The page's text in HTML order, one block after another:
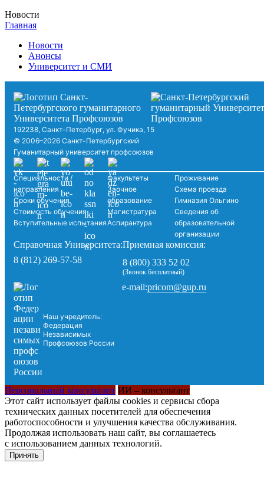
Новости
Главная
Новости
Анонсы
Университет и СМИ
192238, Санкт-Петербург, ул. Фучика, 15
© 2006–2026 Санкт-Петербургский
Гуманитарный университет профсоюзов
Специальности /
направления
Сроки обучения
Стоимость обучения
Вступительные испытания
Факультеты
Заочное
образование
Магистратура
Аспирантура
Проживание
Схема проезда
Гимназия Ольгино
Сведения об
образовательной
организации
Справочная Университета:
8 (812) 269-57-58
Приемная комиссия:
8 (800) 333 52 02
(Звонок бесплатный)
Наш учредитель:
Федерация
Независимых
Профсоюзов России
e-mail:pricom@gup.ru
Персональный консультант ИИ – консультант
Этот сайт использует файлы cookies и сервисы сбора
технических данных посетителей для обеспечения
работоспособности и улучшения качества обслуживания.
Продолжая использовать наш сайт, вы соглашаетесь
с использованием данных технологий.
Принять